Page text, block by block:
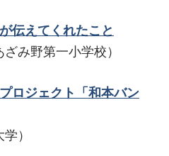
伝えてくれたこと
み野第一小学校）
ロジェクト「和本バン
）